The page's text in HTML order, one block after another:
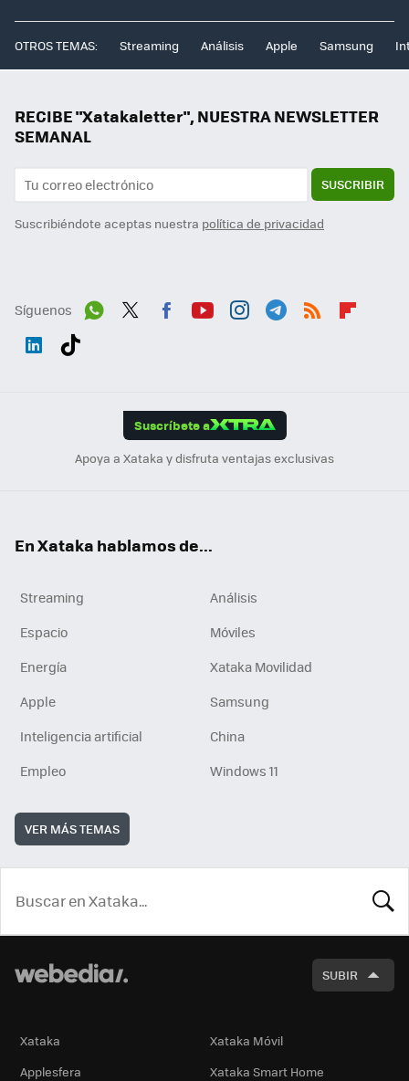
OTROS TEMAS: Streaming Análisis Apple Samsung
RECIBE "Xatakaletter", NUESTRA NEWSLETTER
SEMANAL
SUSCRIBIR
Suscribiéndote aceptas nuestra política de privacidad
Síguenos
Suscríbete a
Apoya a Xataka y disfruta ventajas exclusivas
En Xataka hablamos de...
Streaming
Análisis
Espacio
Móviles
Energía
Xataka Movilidad
Apple
Samsung
Inteligencia artificial
China
Empleo
Windows 11
VER MÁS TEMAS
SUBIR
Xataka
Xataka Móvil
Applesfera
Xataka Smart Home